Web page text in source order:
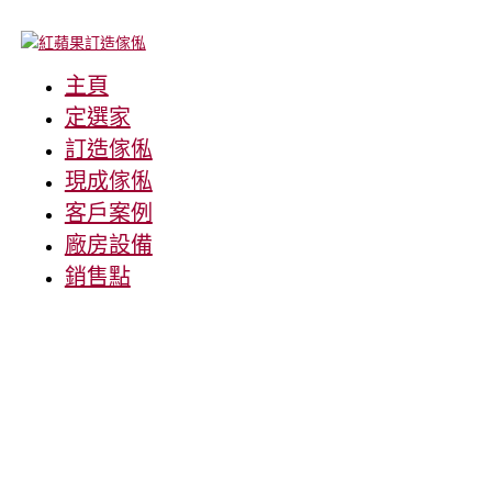
主頁
定選家
訂造傢俬
現成傢俬
客戶案例
廠房設備
銷售點